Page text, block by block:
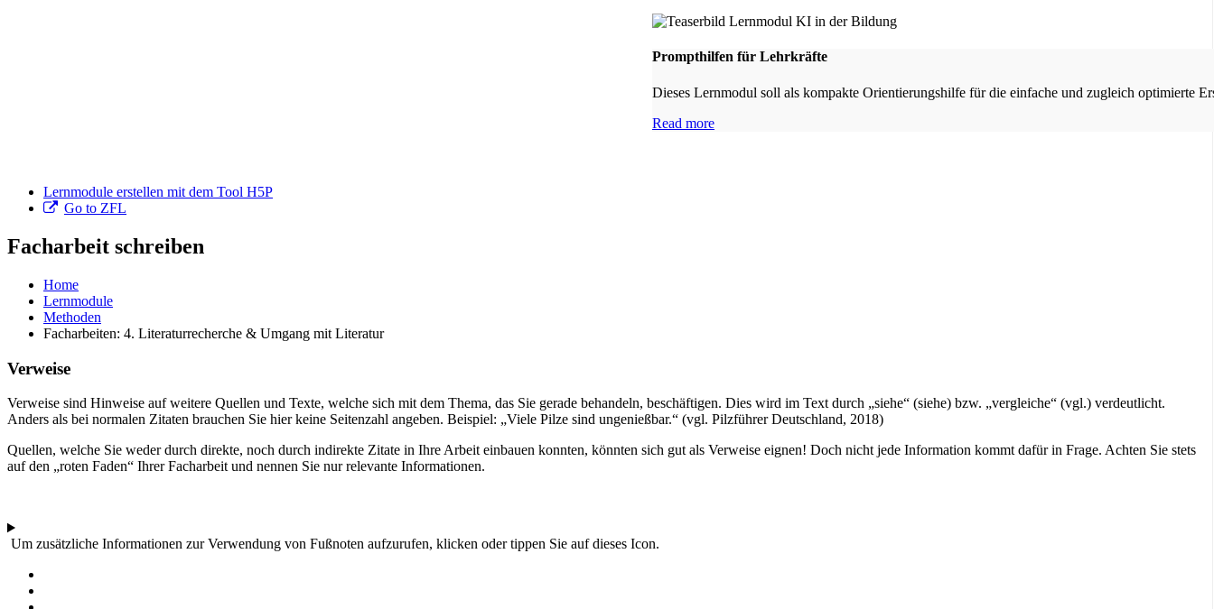
Prompthilfen für Lehrkräfte
Dieses Lernmodul soll als kompakte Orientierungshilfe für die einfache und zugleich optimierte
Read more
Lernmodule erstellen mit dem Tool H5P
Go to ZFL
Facharbeit schreiben
Home
Lernmodule
Methoden
Facharbeiten: 4. Literaturrecherche & Umgang mit Literatur
Verweise
Verweise sind Hinweise auf weitere Quellen und Texte, welche sich mit dem Thema, das Sie gerade behandeln, beschäftigen. Dies wird im Text durch „siehe“ (siehe) bzw. „vergleiche“ (vgl.) verdeutlicht.
Anders als bei normalen Zitaten brauchen Sie hier keine Seitenzahl angeben. Beispiel: „Viele Pilze sind ungenießbar.“ (vgl. Pilzführer Deutschland, 2018)
Quellen, welche Sie weder durch direkte, noch durch indirekte Zitate in Ihre Arbeit einbauen konnten, könnten sich gut als Verweise eignen! Doch nicht jede Information kommt dafür in Frage. Achten Sie stets
auf den „roten Faden“ Ihrer Facharbeit und nennen Sie nur relevante Informationen.
Um zusätzliche Informationen zur Verwendung von Fußnoten aufzurufen, klicken oder tippen Sie auf dieses Icon.